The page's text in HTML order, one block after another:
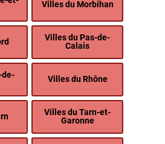
Villes du Morbihan
Villes du Pas-de-
Calais
de-
Villes du Rhône
Villes du Tarn-et-
Garonne